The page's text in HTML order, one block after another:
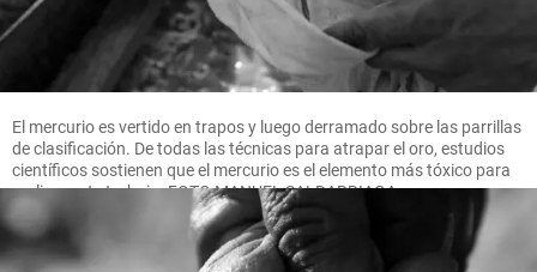
El mercurio es vertido en trapos y luego derramado sobre las parrillas
de clasificación. De todas las técnicas para atrapar el oro, estudios
científicos sostienen que el mercurio es el elemento más tóxico para
realizar este trabajo. FOTO MANUEL SALDARRIAGA